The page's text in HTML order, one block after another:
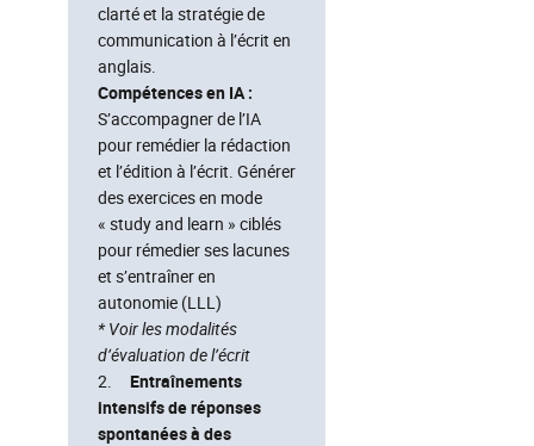
clarté et la stratégie de
communication à l’écrit en
anglais.
Compétences en IA :
S’accompagner de l’IA
pour remédier la rédaction
et l’édition à l’écrit. Générer
des exercices en mode
« study and learn » ciblés
pour rémedier ses lacunes
et s’entraîner en
autonomie (LLL)
* Voirles modalités
d’évaluation de l’écrit
2. Entraînements
intensifs de réponses
spontanées à des